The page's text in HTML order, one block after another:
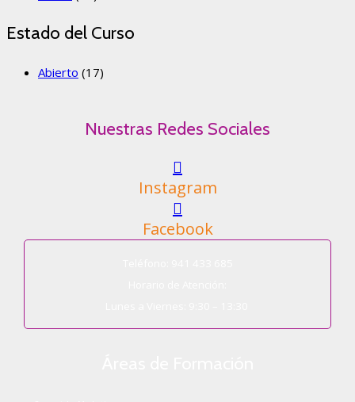
Estado del Curso
Abierto (17)
Nuestras Redes Sociales
Instagram
Facebook